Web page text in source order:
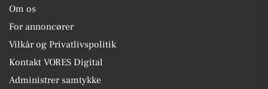
Om os
For annoncører
Vilkår og Privatlivspolitik
Kontakt VORES Digital
Administrer samtykke